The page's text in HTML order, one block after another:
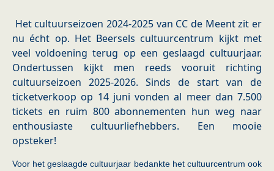
Het cultuurseizoen 2024-2025 van CC de Meent zit er
nu écht op. Het Beersels cultuurcentrum kijkt met
veel voldoening terug op een geslaagd cultuurjaar.
Ondertussen kijkt men reeds vooruit richting
cultuurseizoen 2025-2026. Sinds de start van de
ticketverkoop op 14 juni vonden al meer dan 7.500
tickets en ruim 800 abonnementen hun weg naar
enthousiaste cultuurliefhebbers. Een mooie
opsteker!
Voor het geslaagde cultuurjaar bedankte het cultuurcentrum ook